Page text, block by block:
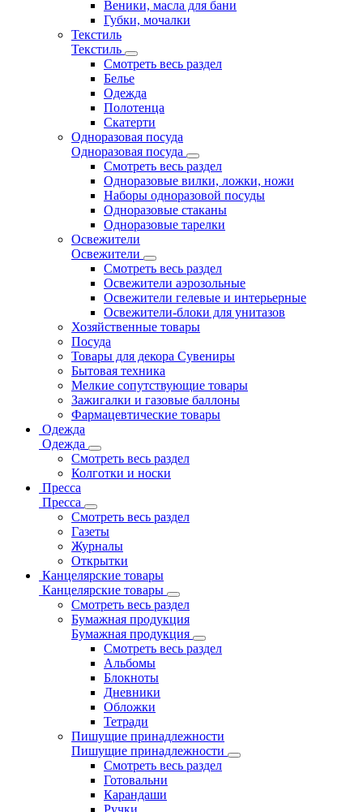
Веники, масла для бани
Губки, мочалки
Текстиль
Текстиль
Смотреть весь раздел
Белье
Одежда
Полотенца
Скатерти
Одноразовая посуда
Одноразовая посуда
Смотреть весь раздел
Одноразовые вилки, ложки, ножи
Наборы одноразовой посуды
Одноразовые стаканы
Одноразовые тарелки
Освежители
Освежители
Смотреть весь раздел
Освежители аэрозольные
Освежители гелевые и интерьерные
Освежители-блоки для унитазов
Хозяйственные товары
Посуда
Товары для декора Сувениры
Бытовая техника
Мелкие сопутствующие товары
Зажигалки и газовые баллоны
Фармацевтические товары
Одежда
Одежда
Смотреть весь раздел
Колготки и носки
Пресса
Пресса
Смотреть весь раздел
Газеты
Журналы
Открытки
Канцелярские товары
Канцелярские товары
Смотреть весь раздел
Бумажная продукция
Бумажная продукция
Смотреть весь раздел
Альбомы
Блокноты
Дневники
Обложки
Тетради
Пишущие принадлежности
Пишущие принадлежности
Смотреть весь раздел
Готовальни
Карандаши
Ручки